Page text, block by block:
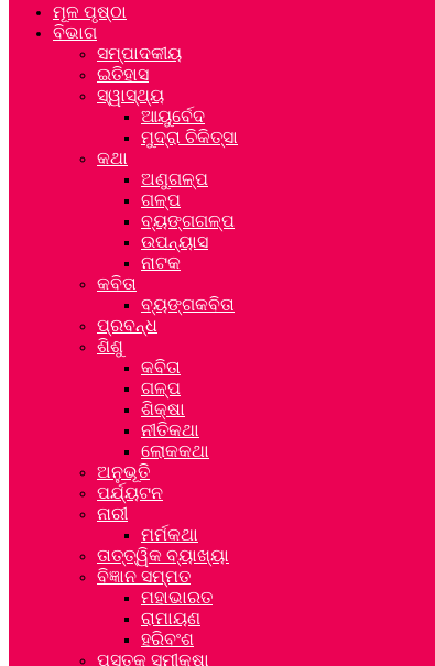
ମୂଳ ପୃଷ୍ଠା
ବିଭାଗ
ସମ୍ପାଦକୀୟ
ଇତିହାସ
ସ୍ୱାସ୍ଥ୍ୟ
ଆୟୁର୍ବେଦ
ମୁଦ୍ରା ଚିକିତ୍ସା
କଥା
ଅଣୁଗଳ୍ପ
ଗଳ୍ପ
ବ୍ୟଙ୍ଗଗଳ୍ପ
ଉପନ୍ୟାସ
ନାଟକ
କବିତା
ବ୍ୟଙ୍ଗକବିତା
ପ୍ରବନ୍ଧ
ଶିଶୁ
କବିତା
ଗଳ୍ପ
ଶିକ୍ଷା
ନୀତିକଥା
ଲୋକକଥା
ଅନୁଭୂତି
ପର୍ଯ୍ୟଟନ
ନାରୀ
ମର୍ମକଥା
ତାତ୍ତ୍ୱିକ ବ୍ୟାଖ୍ୟା
ବିଜ୍ଞାନ ସମ୍ମତ
ମହାଭାରତ
ରାମାୟଣ
ହରିବଂଶ
ପୁସ୍ତକ ସମୀକ୍ଷା